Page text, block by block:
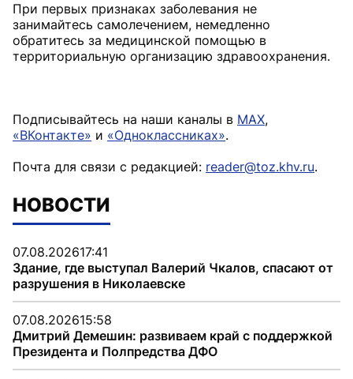
При первых признаках заболевания не
занимайтесь самолечением, немедленно
обратитесь за медицинской помощью в
территориальную организацию здравоохранения.
Подписывайтесь на наши каналы в MAX,
«ВКонтакте» и «Одноклассниках».
Почта для связи с редакцией: reader@toz.khv.ru.
НОВОСТИ
07.08.202617:41
Здание, где выступал Валерий Чкалов, спасают от
разрушения в Николаевске
07.08.202615:58
Дмитрий Демешин: развиваем край с поддержкой
Президента и Полпредства ДФО